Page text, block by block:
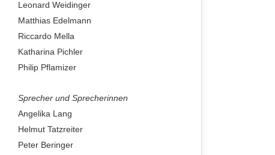
Leonard Weidinger
Matthias Edelmann
Riccardo Mella
Katharina Pichler
Philip Pflamizer
Sprecher und Sprecherinnen
Angelika Lang
Helmut Tatzreiter
Peter Beringer